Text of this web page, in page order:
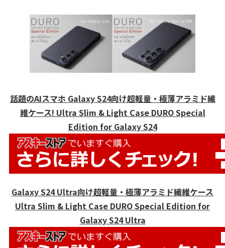
話題のAIスマホ Galaxy S24向け超軽量・極薄アラミド繊
維ケース! Ultra Slim & Light Case DURO Special
Edition for Galaxy S24
Galaxy S24 Ultra向け超軽量・極薄アラミド繊維ケース
Ultra Slim & Light Case DURO Special Edition for
Galaxy S24 Ultra